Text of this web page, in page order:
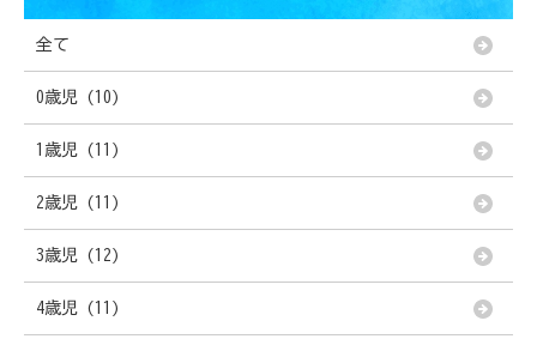
全て
0歳児 (10)
1歳児 (11)
2歳児 (11)
3歳児 (12)
4歳児 (11)